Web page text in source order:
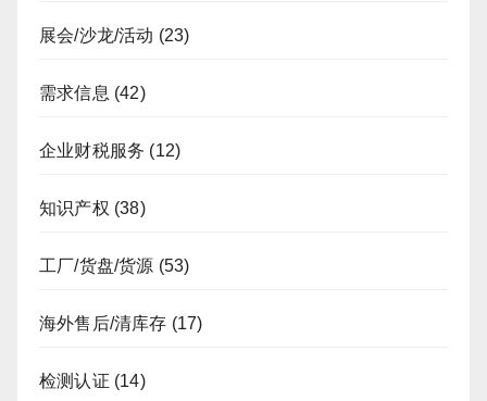
展会/沙龙/活动 (23)
需求信息 (42)
企业财税服务 (12)
知识产权 (38)
工厂/货盘/货源 (53)
海外售后/清库存 (17)
检测认证 (14)